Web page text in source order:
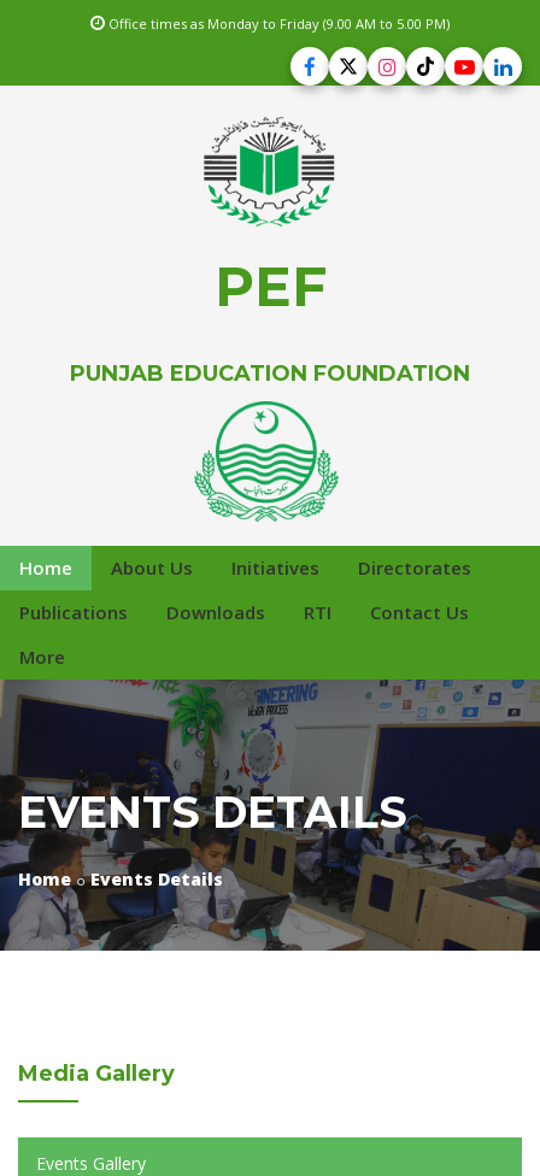
Office times as Monday to Friday (9.00 AM to 5.00 PM)
PEF
PUNJAB EDUCATION FOUNDATION
Home About Us Initiatives
Directorates
Publications
Downloads RTI
Contact Us
More
EVENTS DETAILS
Home Events Details
Media Gallery
Events Gallery